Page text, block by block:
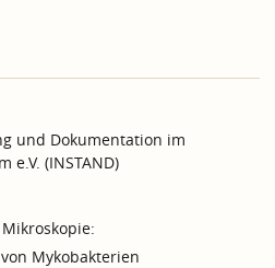
und Dokumentation im
(INSTAND)
Mykobakterien